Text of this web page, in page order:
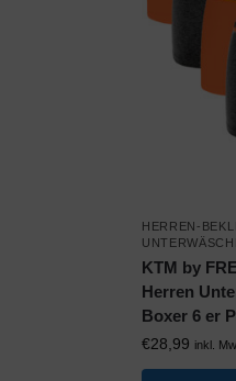
HERREN-
KTM by
Herren
Boxer 6 er
€28,99 inkl.